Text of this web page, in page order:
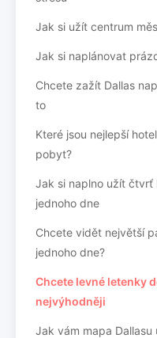
Jak si užít centrum
Jak si naplánovat
Chcete zažít Dallas
to
Které jsou nejlepší
pobyt?
Jak si naplno užít čtvrť
jednoho dne
Chcete vidět největší
jednoho dne?
Chcete levné letenky
nejvýhodněji
Jak vám mapa